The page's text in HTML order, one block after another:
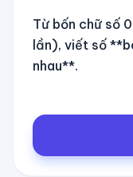
Từ bốn chữ số
lần), viết số
nhau**.